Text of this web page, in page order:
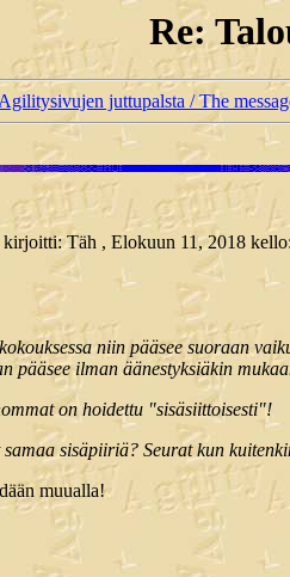
Re:
juttupalsta / The
kirjoitti: Täh , Elokuun 11, 2018
niin pääsee suoraan
pääsee ilman äänestyksiäkin
on hoidettu "sisäsiittoisesti"!
sisäpiiriä? Seurat kun
muualla!